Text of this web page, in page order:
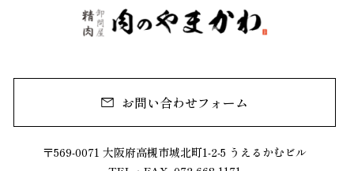
お問い合わせフォーム
〒569-0071 大阪府高槻市城北町1-2-5 うえるかむビル